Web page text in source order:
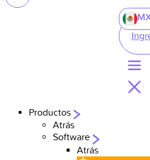
Productos
Atrás
Software
Atrás